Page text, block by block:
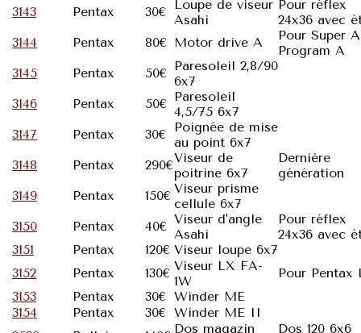
3143 Pentax 30€
Loupe de viseur
Asahi
Pour réflex
24x36 avec
3144
Pentax 80€ Motor drive A
Pour Super
Program A
3145
Pentax 50€ Paresoleil 2,8/90
6x7
3146
Pentax 50€ Paresoleil
4,5/75 6x7
3147
Pentax 30€
Poignée de mise
au point 6x7
3148
Pentax 290€Viseur de
poitrine 6x7
Dernière
génération
3149
Pentax 150€ Viseur prisme
cellule 6x7
3150
Pentax 40€ Viseur d'angle
Asahi
Pour réflex
24x36 avec
3151
Pentax 120€ Viseur loupe 6x7
3152
Pentax 130€ Viseur LX FA-
1W
Pour Pentax
3153
Pentax 30€ Winder ME
3154
Pentax 30€ Winder ME II
Dos magazin
Dos 120 6x6